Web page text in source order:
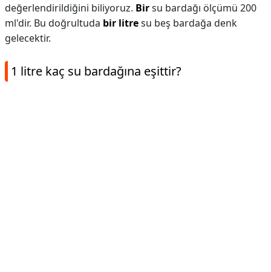
değerlendirildiğini biliyoruz. Birsu bardağı ölçümü 200
ml'dir. Bu doğrultuda bir litresu beş bardağa denk
gelecektir.
1 litre kaç su bardağına eşittir?